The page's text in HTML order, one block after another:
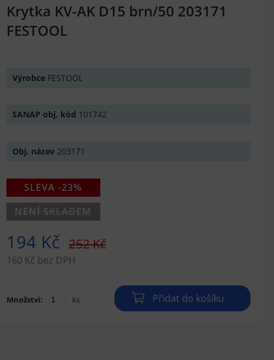
Krytka KV-AK D15 brn/50 203171
FESTOOL
Výrobce FESTOOL
SANAP obj. kód 101742
Obj. název 203171
SLEVA -23%
NENÍ SKLADEM
194 Kč 252 Kč
160 Kč bez DPH
Množství: ks Přidat do košíku